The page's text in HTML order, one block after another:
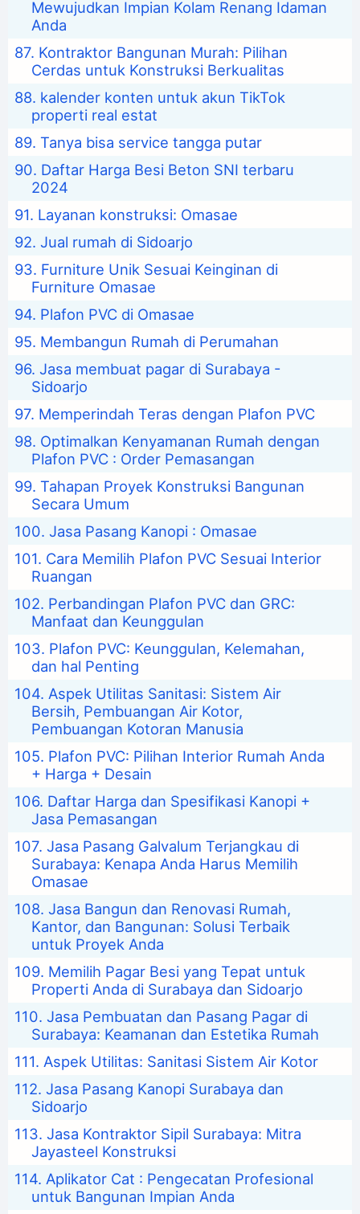
Mewujudkan Impian Kolam Renang Idaman
Anda
Kontraktor Bangunan Murah: Pilihan
Cerdas untuk Konstruksi Berkualitas
kalender konten untuk akun TikTok
properti real estat
Tanya bisa service tangga putar
Daftar Harga Besi Beton SNI terbaru
2024
Layanan konstruksi: Omasae
Jual rumah di Sidoarjo
Furniture Unik Sesuai Keinginan di
Furniture Omasae
Plafon PVC di Omasae
Membangun Rumah di Perumahan
Jasa membuat pagar di Surabaya -
Sidoarjo
Memperindah Teras dengan Plafon PVC
Optimalkan Kenyamanan Rumah dengan
Plafon PVC : Order Pemasangan
Tahapan Proyek Konstruksi Bangunan
Secara Umum
Jasa Pasang Kanopi : Omasae
Cara Memilih Plafon PVC Sesuai Interior
Ruangan
Perbandingan Plafon PVC dan GRC:
Manfaat dan Keunggulan
Plafon PVC: Keunggulan, Kelemahan,
dan hal Penting
Aspek Utilitas Sanitasi: Sistem Air
Bersih, Pembuangan Air Kotor,
Pembuangan Kotoran Manusia
Plafon PVC: Pilihan Interior Rumah Anda
+ Harga + Desain
Daftar Harga dan Spesifikasi Kanopi +
Jasa Pemasangan
Jasa Pasang Galvalum Terjangkau di
Surabaya: Kenapa Anda Harus Memilih
Omasae
Jasa Bangun dan Renovasi Rumah,
Kantor, dan Bangunan: Solusi Terbaik
untuk Proyek Anda
Memilih Pagar Besi yang Tepat untuk
Properti Anda di Surabaya dan Sidoarjo
Jasa Pembuatan dan Pasang Pagar di
Surabaya: Keamanan dan Estetika Rumah
Aspek Utilitas: Sanitasi Sistem Air Kotor
Jasa Pasang Kanopi Surabaya dan
Sidoarjo
Jasa Kontraktor Sipil Surabaya: Mitra
Jayasteel Konstruksi
Aplikator Cat : Pengecatan Profesional
untuk Bangunan Impian Anda